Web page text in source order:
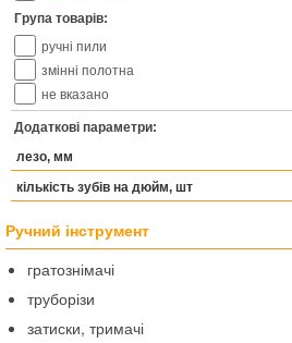
Група товарів:
ручні пили
змінні полотна
не вказано
Додаткові параметри:
лезо, мм
кількість зубів на дюйм, шт
Ручний інструмент
гратознімачі
труборізи
затиски, тримачі